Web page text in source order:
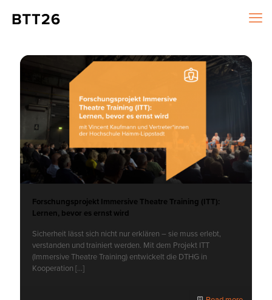
Forschungsprojekt Immersive Theatre Training (ITT):
Lernen, bevor es ernst wird
Sicherheit lässt sich nicht nur erklären – sie muss erlebt,
verstanden und trainiert werden. Mit dem Projekt ITT
(Immersive Theatre Training) entwickelt die DTHG in
Kooperation […]